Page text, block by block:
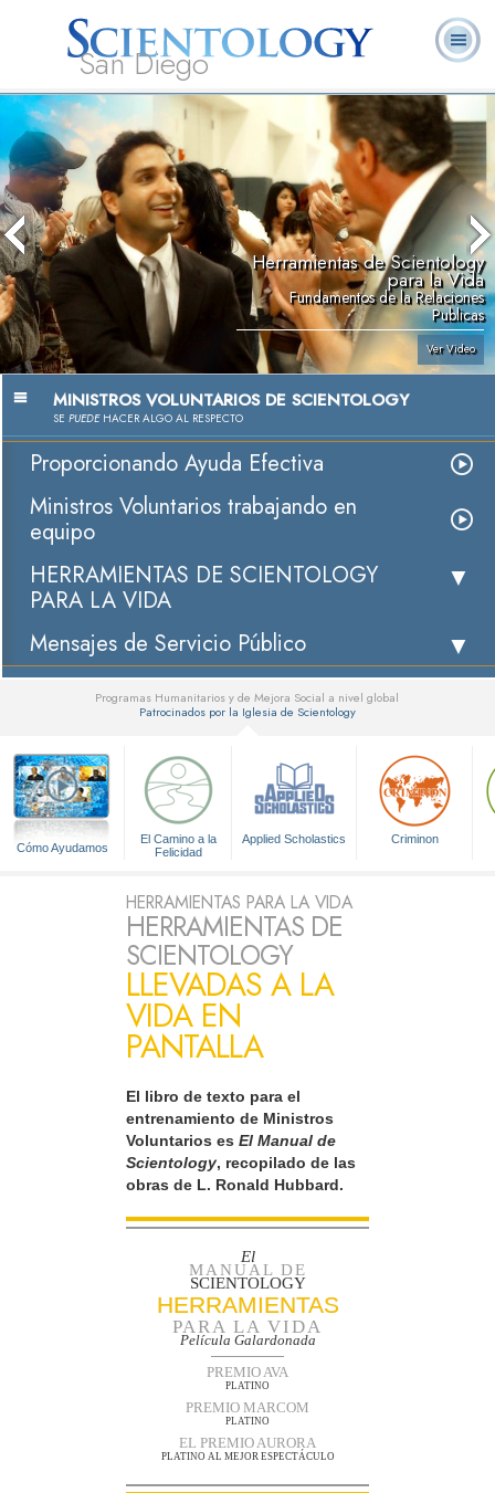
San Diego
Acerca de
Nosotros
L. Ronald
Hubbard
¿Qué es
Scientology?
Ministros
Preguntas
Frecuentes
Herramientas de Scientology
para la Vida
Fundamentos de la Relaciones
Publicas
Ver Video
MINISTROS VOLUNTARIOS DE SCIENTOLOGY
SE PUEDEHACER ALGO AL RESPECTO
Proporcionando Ayuda Efectiva
Ministros Voluntarios trabajando en
equipo
HERRAMIENTAS DE SCIENTOLOGY
PARA LA VIDA
Mensajes de Servicio Público
Programas Humanitarios y de Mejora Social a nivel global
Patrocinados por la Iglesia de Scientology
Cómo Ayudamos
El Camino a la
Felicidad
Applied Scholastics Criminon
HERRAMIENTAS PARA LA VIDA
HERRAMIENTAS DE
SCIENTOLOGY
LLEVADAS A LA
VIDA EN
PANTALLA
El libro de texto para el
entrenamiento de Ministros
Voluntarios es El Manual de
Scientology, recopilado de las
obras de L. Ronald Hubbard.
El
MANUAL DE
SCIENTOLOGY
HERRAMIENTAS
PARA LA VIDA
Película Galardonada
PREMIO AVA
PLATINO
PREMIO MARCOM
PLATINO
EL PREMIO AURORA
PLATINO AL MEJOR ESPECTÁCULO